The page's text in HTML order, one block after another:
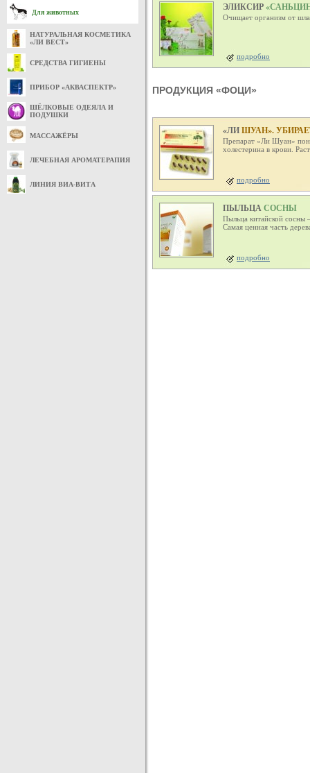
Для животных
НАТУРАЛЬНАЯ КОСМЕТИКА
«ЛИ ВЕСТ»
СРЕДСТВА ГИГИЕНЫ
ПРИБОР «АКВАСПЕКТР»
ШЁЛКОВЫЕ ОДЕЯЛА И
ПОДУШКИ
МАССАЖЁРЫ
ЛЕЧЕБНАЯ АРОМАТЕРАПИЯ
ЛИНИЯ ВИА-ВИТА
ЭЛИКСИР
Очищает организм от
подробно
ПРОДУКЦИЯ «ФОЦИ»
«ЛИШУАН».
Препарат «Ли Шуан»
холестерина в крови.
подробно
ПЫЛЬЦАСОСНЫ
Пыльца китайской сосны
Самая ценная часть
подробно